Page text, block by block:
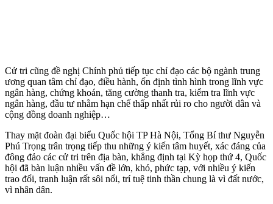
Cử tri cũng đề nghị Chính phủ tiếp tục chỉ đạo các bộ ngành trung
ương quan tâm chỉ đạo, điều hành, ổn định tình hình trong lĩnh vực
ngân hàng, chứng khoán, tăng cường thanh tra, kiểm tra lĩnh vực
ngân hàng, đầu tư nhằm hạn chế thấp nhất rủi ro cho người dân và
cộng đồng doanh nghiệp…
Thay mặt đoàn đại biểu Quốc hội TP Hà Nội, Tổng Bí thư Nguyễn
Phú Trọng trân trọng tiếp thu những ý kiến tâm huyết, xác đáng của
đông đảo các cử tri trên địa bàn, khẳng định tại Kỳ họp thứ 4, Quốc
hội đã bàn luận nhiều vấn đề lớn, khó, phức tạp, với nhiều ý kiến
trao đổi, tranh luận rất sôi nổi, trí tuệ tinh thần chung là vì đất nước,
vì nhân dân.